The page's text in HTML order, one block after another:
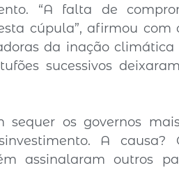
“A falta de
cúpula”, afirmou com
da inação
sucessivos
sequer os governos
A causa?
assinalaram outros